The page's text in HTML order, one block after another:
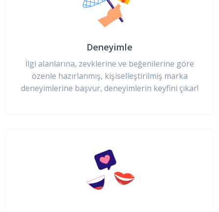
Deneyimle
İlgi alanlarına, zevklerine ve beğenilerine göre
özenle hazırlanmış, kişiselleştirilmiş marka
deneyimlerine başvur, deneyimlerin keyfini çıkar!